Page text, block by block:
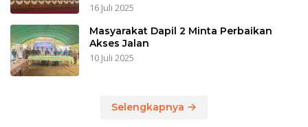
16 Juli 2025
Masyarakat Dapil 2 Minta Perbaikan
Akses Jalan
10 Juli 2025
Selengkapnya